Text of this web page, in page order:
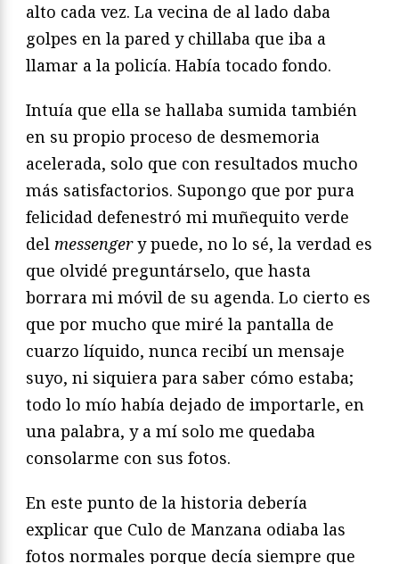
alto cada vez. La vecina de al lado daba
golpes en la pared y chillaba que iba a
llamar a la policía. Había tocado fondo.
Intuía que ella se hallaba sumida también
en su propio proceso de desmemoria
acelerada, solo que con resultados mucho
más satisfactorios. Supongo que por pura
felicidad defenestró mi muñequito verde
del messengery puede, no lo sé, la verdad es
que olvidé preguntárselo, que hasta
borrara mi móvil de su agenda. Lo cierto es
que por mucho que miré la pantalla de
cuarzo líquido, nunca recibí un mensaje
suyo, ni siquiera para saber cómo estaba;
todo lo mío había dejado de importarle, en
una palabra, y a mí solo me quedaba
consolarme con sus fotos.
En este punto de la historia debería
explicar que Culo de Manzana odiaba las
fotos normales porque decía siempre que